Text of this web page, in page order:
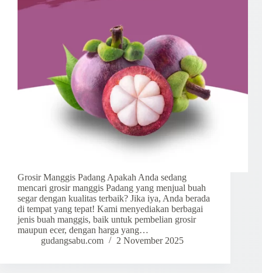
Grosir Manggis Padang Apakah Anda sedang
mencari grosir manggis Padang yang menjual buah
segar dengan kualitas terbaik? Jika iya, Anda berada
di tempat yang tepat! Kami menyediakan berbagai
jenis buah manggis, baik untuk pembelian grosir
maupun ecer, dengan harga yang…
gudangsabu.com
2 November 2025